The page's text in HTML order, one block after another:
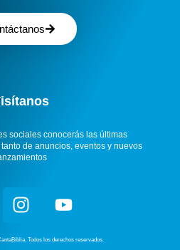
sociales conocerás las últimas
de anuncios, eventos y nuevos
Todos los derechos reservados.